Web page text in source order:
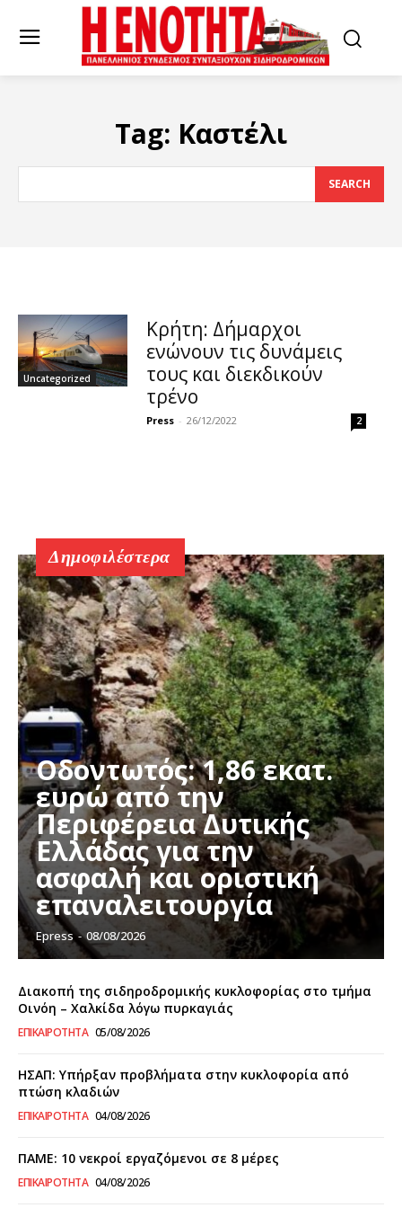
Tag: Καστέλι
SEARCH
Uncategorized
Κρήτη: Δήμαρχοι
ενώνουν τις δυνάμεις
τους και διεκδικούν
τρένο
Press - 26/12/2022 2
Δημοφιλέστερα
Οδοντωτός: 1,86 εκατ.
ευρώ από την
Περιφέρεια Δυτικής
Ελλάδας για την
ασφαλή και οριστική
επαναλειτουργία
Epress - 08/08/2026
Διακοπή της σιδηροδρομικής κυκλοφορίας στο τμήμα
Οινόη – Χαλκίδα λόγω πυρκαγιάς
ΕΠΙΚΑΙΡΌΤΗΤΑ 05/08/2026
ΗΣΑΠ: Υπήρξαν προβλήματα στην κυκλοφορία από
πτώση κλαδιών
ΕΠΙΚΑΙΡΌΤΗΤΑ 04/08/2026
ΠΑΜΕ: 10 νεκροί εργαζόμενοι σε 8 μέρες
ΕΠΙΚΑΙΡΌΤΗΤΑ 04/08/2026